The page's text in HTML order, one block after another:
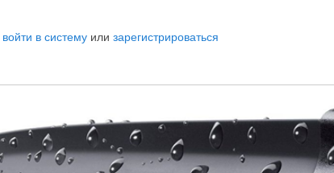
войти в систему или зарегистрироваться